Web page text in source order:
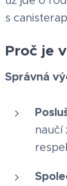
s
Proč je
Správná
naučí